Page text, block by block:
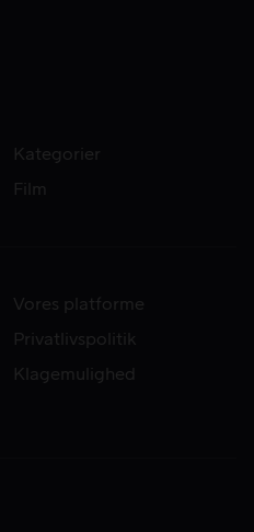
Kategorier
Film
Vores platforme
Privatlivspolitik
Klagemulighed